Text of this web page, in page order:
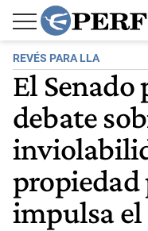
REVÉS PARA LLA
El Senado
debate
propiedad
impulsa